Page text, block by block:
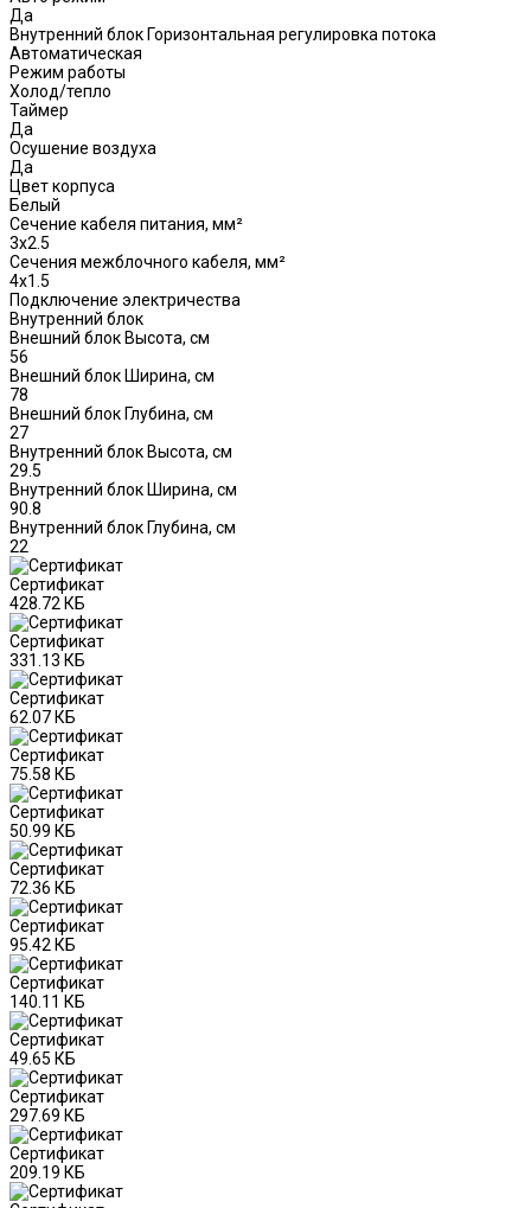
Да
Внутренний блок Горизонтальная регулировка потока
Автоматическая
Режим работы
Холод/тепло
Таймер
Да
Осушение воздуха
Да
Цвет корпуса
Белый
Сечение кабеля питания, мм²
3x2.5
Сечения межблочного кабеля, мм²
4x1.5
Подключение электричества
Внутренний блок
Внешний блок Высота, см
56
Внешний блок Ширина, см
78
Внешний блок Глубина, см
27
Внутренний блок Высота, см
29.5
Внутренний блок Ширина, см
90.8
Внутренний блок Глубина, см
22
Сертификат
428.72 КБ
Сертификат
331.13 КБ
Сертификат
62.07 КБ
Сертификат
75.58 КБ
Сертификат
50.99 КБ
Сертификат
72.36 КБ
Сертификат
95.42 КБ
Сертификат
140.11 КБ
Сертификат
49.65 КБ
Сертификат
297.69 КБ
Сертификат
209.19 КБ